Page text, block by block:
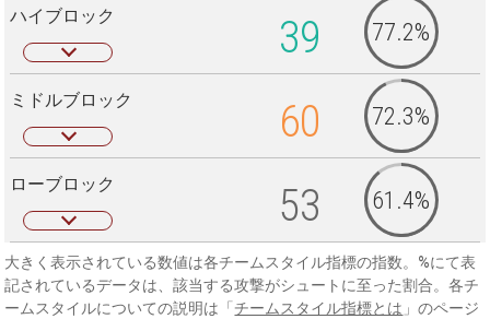
ハイブロック 39 77.2%
ミドルブロック 60 72.3%
ローブロック 53 61.4%
大きく表示されている数値は各チームスタイル指標の指数。%にて表
記されているデータは、該当する攻撃がシュートに至った割合。各チ
ームスタイルについての説明は「 チームスタイル指標とは 」のページ